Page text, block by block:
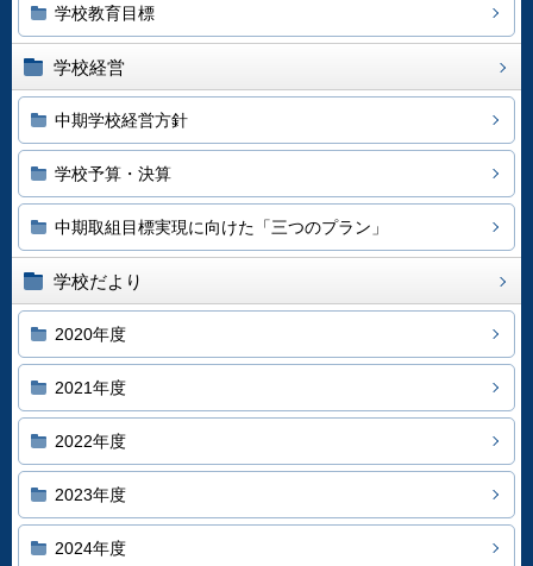
学校教育目標
学校経営
中期学校経営方針
学校予算・決算
中期取組目標実現に向けた「三つのプラン」
学校だより
2020年度
2021年度
2022年度
2023年度
2024年度